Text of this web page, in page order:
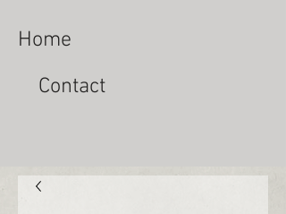
Home
Contact